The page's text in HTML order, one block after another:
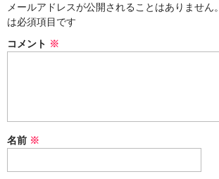
CyberChill
НА ГРАНИ (NA GRANI)
メールアドレスが公開されることはありません。
は必須項目です
コメント ※
名前 ※